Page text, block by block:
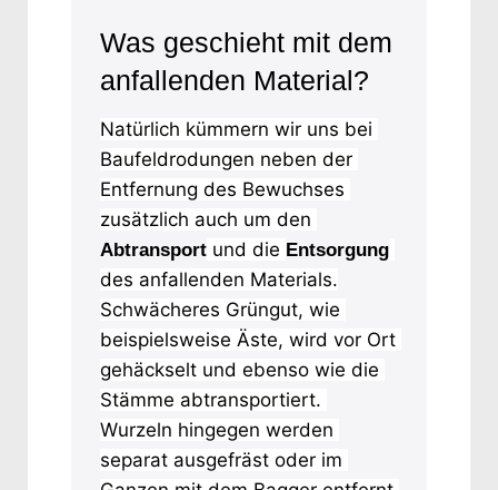
Was geschieht mit dem
anfallenden Material?
Natürlich kümmern wir uns bei
Baufeldrodungen neben der
Entfernung des Bewuchses
Abtransport und die Entsorgung
des anfallenden Materials.
Schwächeres Grüngut, wie
beispielsweise Äste, wird vor Ort
gehäckselt und ebenso wie die
Stämme abtransportiert.
Wurzeln hingegen werden
separat ausgefräst oder im